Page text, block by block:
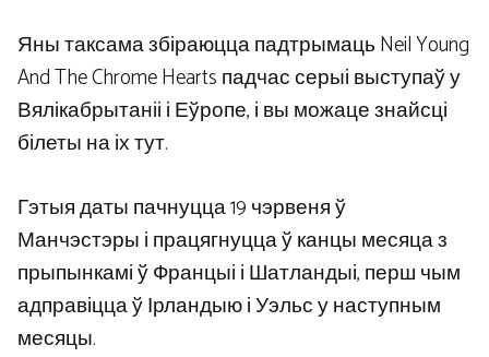
Яны таксама збіраюцца падтрымаць Neil Young
And The Chrome Hearts падчас серыі выступаў у
Вялікабрытаніі і Еўропе, і вы можаце знайсці
білеты на іх тут.
Гэтыя даты пачнуцца 19 чэрвеня ў
Манчэстэры і працягнуцца ў канцы месяца з
прыпынкамі ў Францыі і Шатландыі, перш чым
адправіцца ў Ірландыю і Уэльс у наступным
месяцы.